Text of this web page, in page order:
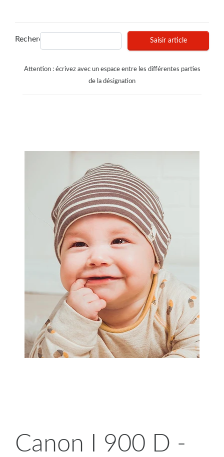
Recherches Saisir article
Attention : écrivez avec un espace entre les différentes parties
de la désignation
Canon I 900 D -